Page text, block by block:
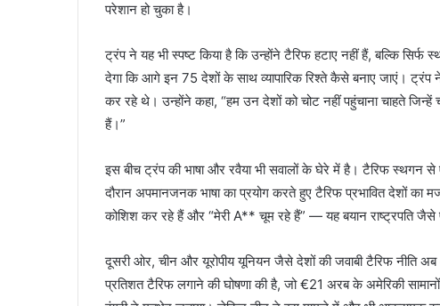
परेशान हो चुका है।
ट्रंप ने यह भी स्पष्ट किया है कि उन्होंने टैरिफ हटाए नहीं हैं, बल्कि
देगा कि आगे इन 75 देशों के साथ व्यापारिक रिश्ते कैसे बनाए जाएं। ट्रंप
कर रहे थे। उन्होंने कहा, “हम उन देशों को चोट नहीं पहुंचाना चाहते
हैं।”
इस बीच ट्रंप की भाषा और रवैया भी सवालों के घेरे में है। टैरिफ स्थगन
दौरान अपमानजनक भाषा का प्रयोग करते हुए टैरिफ प्रभावित देशों
कोशिश कर रहे हैं और “मेरी A** चूम रहे हैं” — यह बयान राष्ट्रपति जैसे
दूसरी ओर, चीन और यूरोपीय यूनियन जैसे देशों की जवाबी टैरिफ नीति
प्रतिशत टैरिफ लगाने की घोषणा की है, जो €21 अरब के अमेरिकी